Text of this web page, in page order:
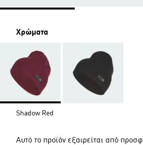
Χρώματα
Shadow Red
Αυτό το προϊόν εξαιρείται από